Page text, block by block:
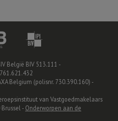
België BIV 513.111 -
Belgium (polisnr. 730.390.160) -
van Vastgoedmakelaars
- Onderworpen aan de